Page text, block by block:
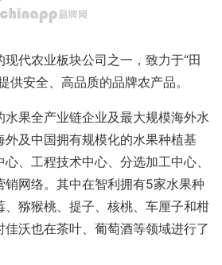
代农业板块公司之一，致力于“田
供安全、高品质的品牌农产品。
果全产业链企业及最大规模海外水
及中国拥有规模化的水果种植基
、工程技术中心、分选加工中心、
销网络。其中在智利拥有5家水果种
、猕猴桃、提子、核桃、车厘子和柑
沃也在茶叶、葡萄酒等领域进行了